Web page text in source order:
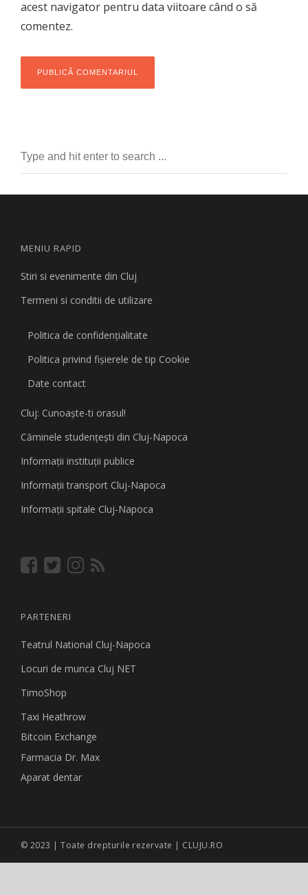
acest navigator pentru data viitoare când o să
comentez.
MENIU RAPID
Stiri si evenimente din Cluj
Termeni si conditii de utilizare
Politica de confidențialitate
Politica privind fişierele de tip Cookie
Date contact
Cluj: Cunoaşte-ti orasul!
Căminele studenţeşti din Cluj-Napoca
Informaţii instituţii publice
Informaţii transport Cluj-Napoca
Informaţii spitale Cluj-Napoca
PARTENERI
Teatrul National Cluj-Napoca
Locuri de munca Cluj NET
TimoShop
Taxi Heathrow
Bitcoin Exchange
Farmacia Dr. Max
Aparat dentar
© 2023 | Toate drepturile rezervate | CLUJU.RO